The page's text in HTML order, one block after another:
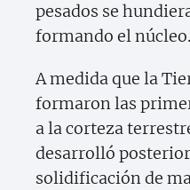
pesados se
formando el núcleo.
A medida que la
formaron las
a la corteza
desarrolló
solidificación de